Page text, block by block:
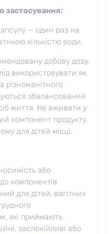
застосування:
— один раз на
кількістю води.
добову дозу.
використовувати як
різноманітного
збалансований
життя. Не вживати у
компонент продукту.
для дітей місці.
або
компонентів
для дітей, вагітних
які приймають
заспокійливі або